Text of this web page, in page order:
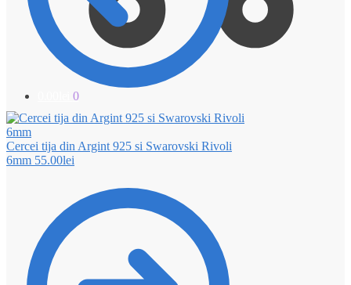
0
Cercei tija din Argint 925 si Swarovski Rivoli
6mm 55.00lei